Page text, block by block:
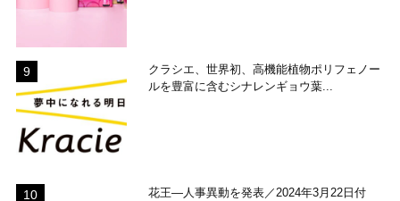
クラシエ、世界初、高機能植物ポリフェノー
ルを豊富に含むシナレンギョウ葉...
花王―人事異動を発表／2024年3月22日付